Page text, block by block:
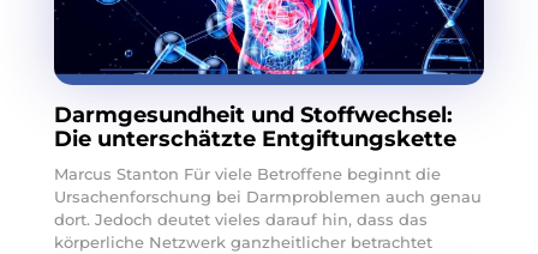
Darmgesundheit und Stoffwechsel:
Die unterschätzte Entgiftungskette
Marcus Stanton Für viele Betroffene beginnt die
Ursachenforschung bei Darmproblemen auch genau
dort. Jedoch deutet vieles darauf hin, dass das
körperliche Netzwerk ganzheitlicher betrachtet